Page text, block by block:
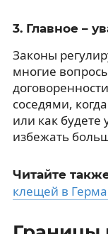
3. Главное –
Законы
многие
соседями,
или как
избежать
Читайте
клещей в